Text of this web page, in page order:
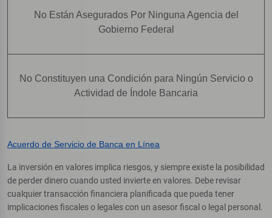
No Están Asegurados Por Ninguna Agencia del
Gobierno Federal
No Constituyen una Condición para Ningún Servicio o
Actividad de Índole Bancaria
Acuerdo de Servicio de Banca en Línea
La inversión en valores implica riesgos, y siempre existe la posibilidad
de perder dinero cuando usted invierte en valores. Debe revisar
cualquier transacción financiera planificada que pueda tener
implicaciones fiscales o legales con un asesor fiscal o legal personal.